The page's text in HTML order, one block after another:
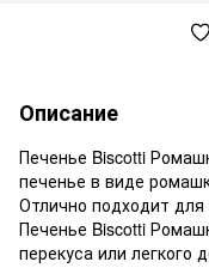
Описание
Печенье Biscotti
печенье в виде
Отлично подходит для
Печенье Biscotti
перекуса или легкого